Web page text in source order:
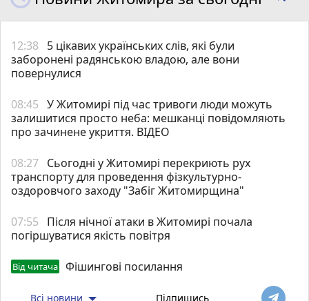
12:38
5 цікавих українських слів, які були
заборонені радянською владою, але вони
повернулися
08:45 У Житомирі під час тривоги люди можуть
залишитися просто неба: мешканці повідомляють
про зачинене укриття. ВІДЕО
08:27 Сьогодні у Житомирі перекриють рух
транспорту для проведення фізкультурно-
оздоровчого заходу "Забіг Житомирщина"
07:55
Після нічної атаки в Житомирі почала
погіршуватися якість повітря
Від читача Фішингові посилання
Всі новини Підпишись